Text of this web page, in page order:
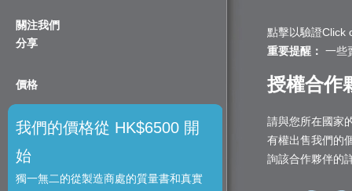
關注我們
分享
價格
我們的價格從 HK$6500 開
始
獨一無二的從製造商處的質量書和真實
點擊以驗證Click
重要提醒： 一些
授權合作
請與您所在國家
有權出售我們的
詢該合作夥伴的